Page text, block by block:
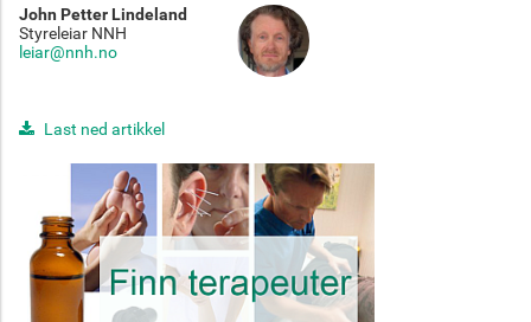
John Petter Lindeland
Styreleiar NNH
leiar@nnh.no
Last ned artikkel